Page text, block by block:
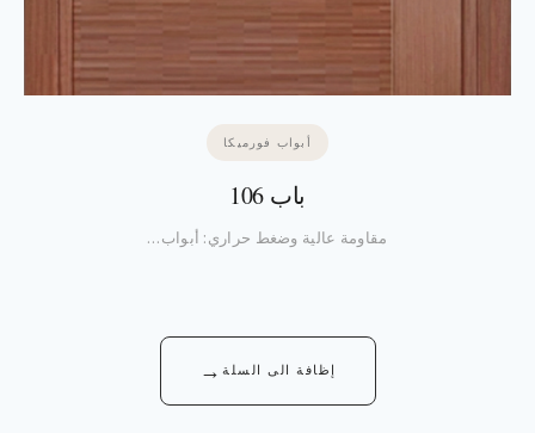
أبواب فورميكا
باب 106
مقاومة عالية وضغط حراري: أبواب…
إظافة الى السلة →